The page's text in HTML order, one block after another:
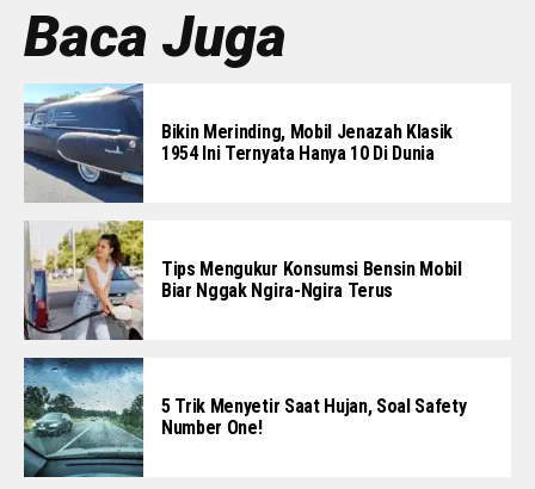
Baca Juga
Bikin Merinding, Mobil Jenazah Klasik
1954 Ini Ternyata Hanya 10 Di Dunia
Tips Mengukur Konsumsi Bensin Mobil
Biar Nggak Ngira-Ngira Terus
5 Trik Menyetir Saat Hujan, Soal Safety
Number One!